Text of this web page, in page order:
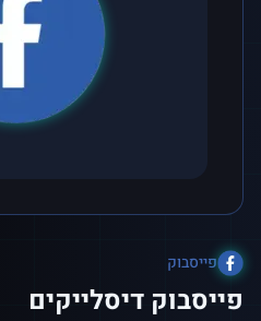
פייסבוק
פייסבוק דיסלייקים